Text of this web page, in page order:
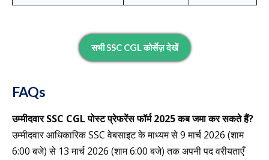
सभीSSC CGL कोर्सेज़देखें
FAQs
उम्मीदवार SSC CGL पोस्ट प्रेफरेंस फॉर्म 2025 कब जमा कर सकते हैं?
उम्मीदवार आधिकारिक SSC वेबसाइट के माध्यम से 9 मार्च 2026 (शाम
6:00 बजे) से 13 मार्च 2026 (शाम 6:00 बजे) तक अपनी पद वरीयताएँ